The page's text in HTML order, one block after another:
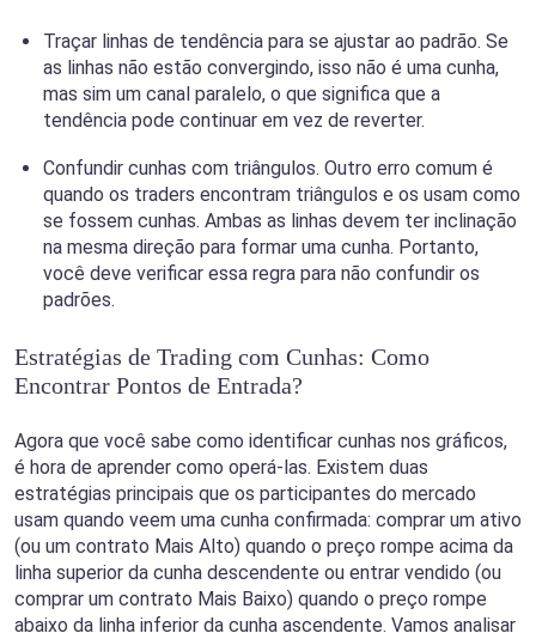
Traçar linhas de tendência para se ajustar ao padrão. Se
as linhas não estão convergindo, isso não é uma cunha,
mas sim um canal paralelo, o que significa que a
tendência pode continuar em vez de reverter.
Confundir cunhas com triângulos. Outro erro comum é
quando os traders encontram triângulos e os usam como
se fossem cunhas. Ambas as linhas devem ter inclinação
na mesma direção para formar uma cunha. Portanto,
você deve verificar essa regra para não confundir os
padrões.
Estratégias de Trading com Cunhas: Como
Encontrar Pontos de Entrada?
Agora que você sabe como identificar cunhas nos gráficos,
é hora de aprender como operá-las. Existem duas
estratégias principais que os participantes do mercado
usam quando veem uma cunha confirmada: comprar um ativo
(ou um contrato Mais Alto) quando o preço rompe acima da
linha superior da cunha descendente ou entrar vendido (ou
comprar um contrato Mais Baixo) quando o preço rompe
abaixo da linha inferior da cunha ascendente. Vamos analisar